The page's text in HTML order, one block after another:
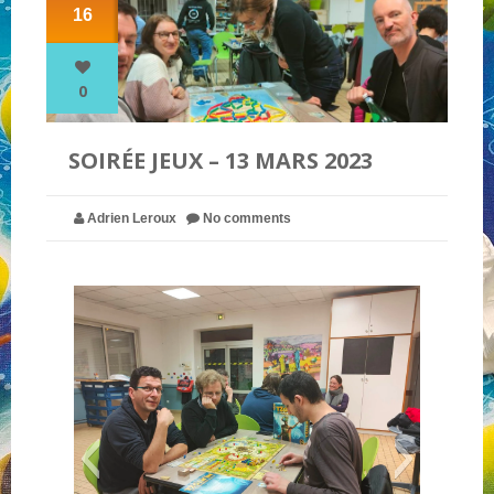
NOS PARTENAIRES
16
0
SOIRÉE JEUX – 13 MARS 2023
Adrien Leroux No comments